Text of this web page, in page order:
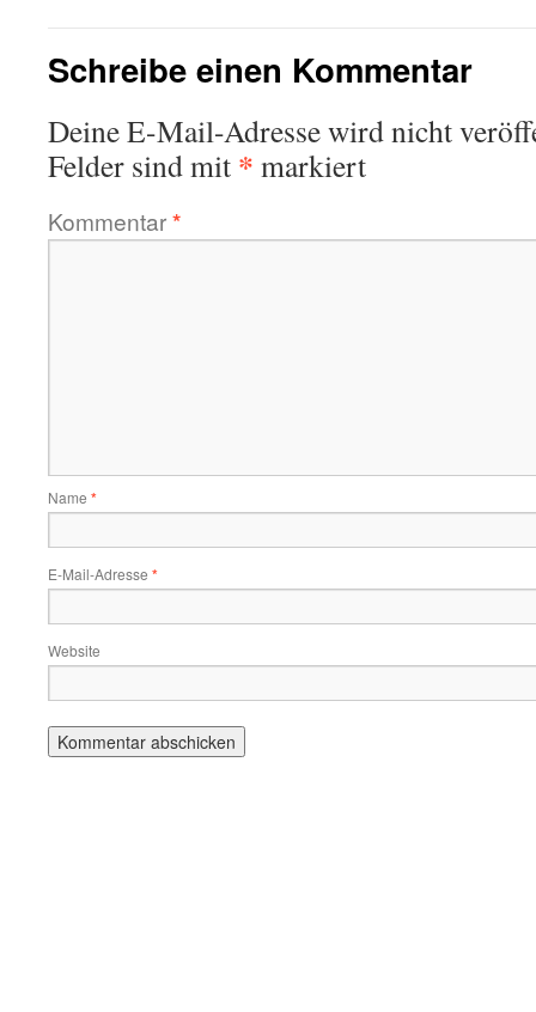
Schreibe einen Kommentar
Deine E-Mail-Adresse wird nicht
Felder sind mit * markiert
Kommentar*
Name *
E-Mail-Adresse *
Website